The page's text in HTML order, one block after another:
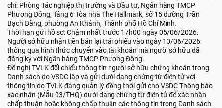
chỉ: Phòng Tác nghiệp thị trường và Đầu tư, Ngân hàng TMCP
Phương Đông, Tầng 6 Tòa nhà The Hallmark, số 15 đường Trần
Bạch Đằng, phường An Khánh, Thành phố Hồ Chí Minh.
Thời hạn gửi hồ sơ: Chậm nhất trước 17h00 ngày 05/06/2026.
Người sở hữu nhận tiền bán lại trái phiếu vào ngày 10/06/2026
thông qua hình thức chuyển vào tài khoản mà người sở hữu đã
đăng ký với Ngân hàng TMCP Phương Đông.
Đề nghị TVLK đối chiếu thông tin người sở hữu chứng khoán trong
Danh sách do VSDC lập và gửi dưới dạng chứng từ điện tử với
thông tin do TVLK đang quản lý đồng thời gửi cho VSDC Thông báo
xác nhận (Mẫu 03/THQ) dưới dạng chứng từ điện tử để xác nhận
chấp thuận hoặc không chấp thuận các thông tin trong Danh sách